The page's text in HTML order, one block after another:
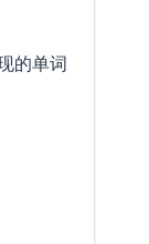
的单词